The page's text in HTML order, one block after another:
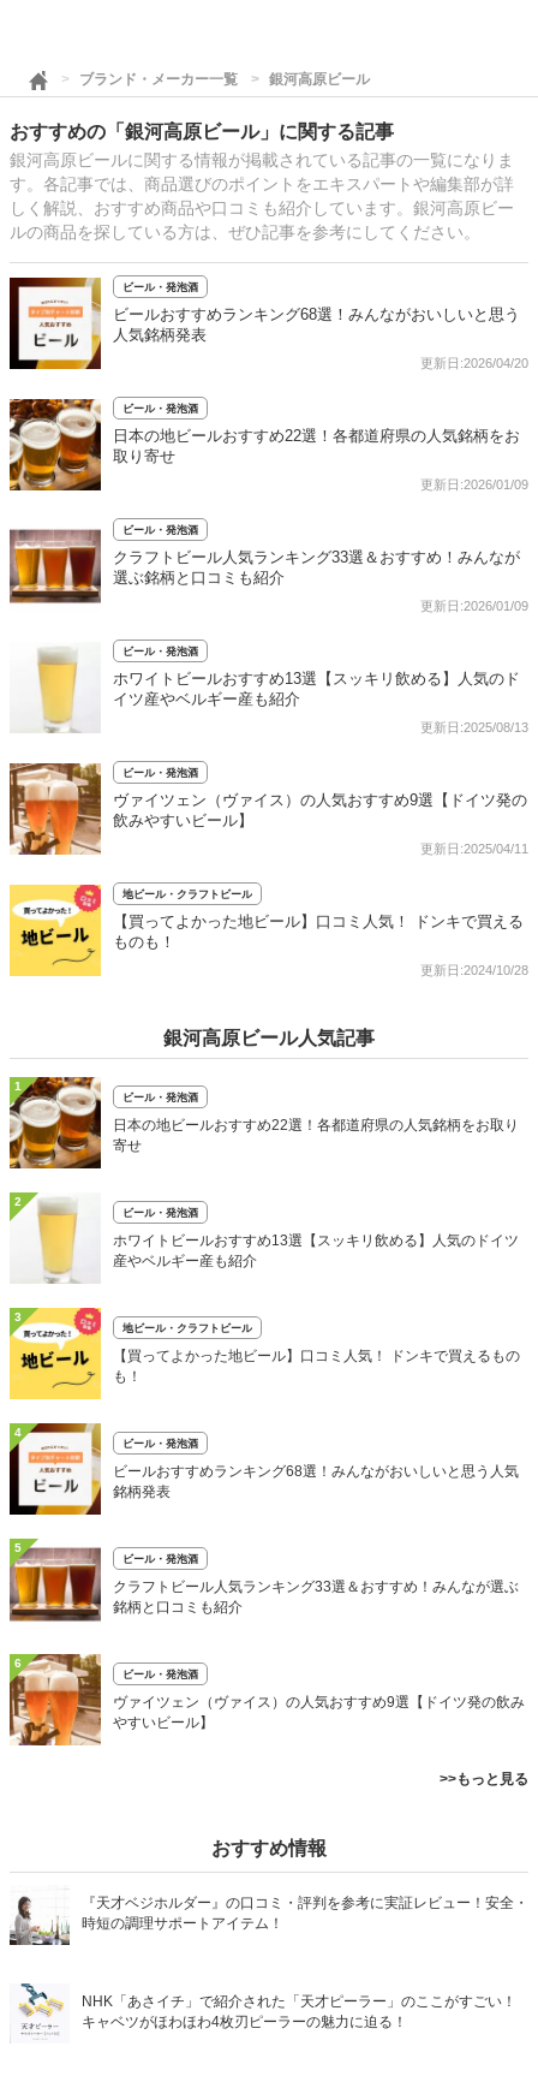
ブランド・メーカー一覧 銀河高原ビール
おすすめの「銀河高原ビール」に関する記事
銀河高原ビールに関する情報が掲載されている記事の一覧になりま
す。各記事では、商品選びのポイントをエキスパートや編集部が詳
しく解説、おすすめ商品や口コミも紹介しています。銀河高原ビー
ルの商品を探している方は、ぜひ記事を参考にしてください。
ビール・発泡酒
ビールおすすめランキング68選！みんながおいしいと思う
人気銘柄発表
更新日:2026/04/20
ビール・発泡酒
日本の地ビールおすすめ22選！各都道府県の人気銘柄をお
取り寄せ
更新日:2026/01/09
ビール・発泡酒
クラフトビール人気ランキング33選＆おすすめ！みんなが
選ぶ銘柄と口コミも紹介
更新日:2026/01/09
ビール・発泡酒
ホワイトビールおすすめ13選【スッキリ飲める】人気のド
イツ産やベルギー産も紹介
更新日:2025/08/13
ビール・発泡酒
ヴァイツェン（ヴァイス）の人気おすすめ9選【ドイツ発の
飲みやすいビール】
更新日:2025/04/11
地ビール・クラフトビール
【買ってよかった地ビール】口コミ人気！ ドンキで買える
ものも！
更新日:2024/10/28
銀河高原ビール人気記事
1
ビール・発泡酒
日本の地ビールおすすめ22選！各都道府県の人気銘柄をお取り
寄せ
2
ビール・発泡酒
ホワイトビールおすすめ13選【スッキリ飲める】人気のドイツ
産やベルギー産も紹介
3
地ビール・クラフトビール
【買ってよかった地ビール】口コミ人気！ ドンキで買えるもの
も！
4
ビール・発泡酒
ビールおすすめランキング68選！みんながおいしいと思う人気
銘柄発表
5
ビール・発泡酒
クラフトビール人気ランキング33選＆おすすめ！みんなが選ぶ
銘柄と口コミも紹介
6
ビール・発泡酒
ヴァイツェン（ヴァイス）の人気おすすめ9選【ドイツ発の飲み
やすいビール】
>>もっと見る
おすすめ情報
『天才ベジホルダー』の口コミ・評判を参考に実証レビュー！安全・
時短の調理サポートアイテム！
NHK「あさイチ」で紹介された「天才ピーラー」のここがすごい！
キャベツがほわほわ4枚刃ピーラーの魅力に迫る！